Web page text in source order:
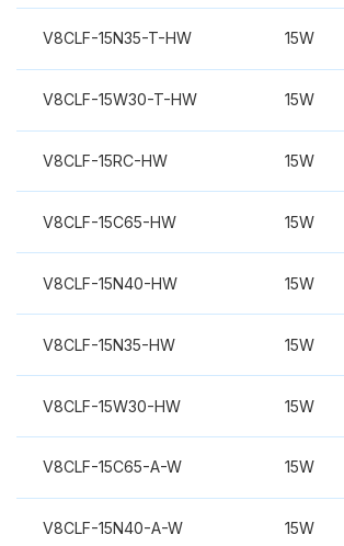
V8CLF-15N35-T-HW 15W
V8CLF-15W30-T-HW 15W
V8CLF-15RC-HW 15W
V8CLF-15C65-HW 15W
V8CLF-15N40-HW 15W
V8CLF-15N35-HW 15W
V8CLF-15W30-HW 15W
V8CLF-15C65-A-W 15W
V8CLF-15N40-A-W 15W